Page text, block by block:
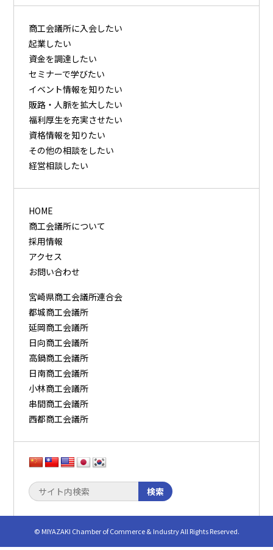
商⼯会議所に⼊会したい
起業したい
資⾦を調達したい
セミナーで学びたい
イベント情報を知りたい
販路・⼈脈を拡⼤したい
福利厚⽣を充実させたい
資格情報を知りたい
その他の相談をしたい
経営相談したい
HOME
商工会議所について
採用情報
アクセス
お問い合わせ
宮崎県商工会議所連合会
都城商工会議所
延岡商工会議所
日向商工会議所
高鍋商工会議所
日南商工会議所
小林商工会議所
串間商工会議所
西都商工会議所
検索
© MIYAZAKI Chamber of Commerce & Industry All Rights Reserved.